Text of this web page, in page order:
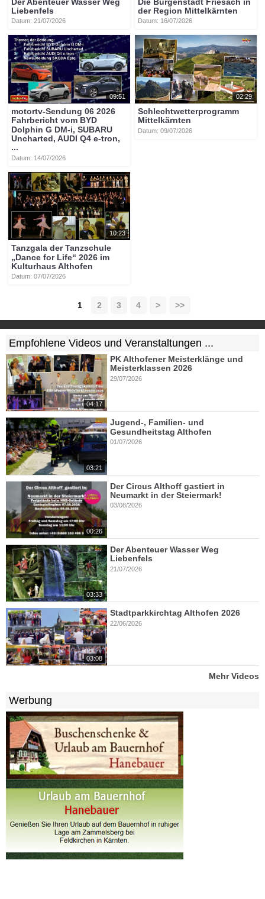
Liebenfels
Datum: 21/07/2026
der Region Mittelkärnten
Datum: 16/07/2026
09:51
motortv-Sendung 06 2026
Fahrbericht vom BYD
Dolphin G DM-i, SUBARU
Uncharted, AUDI Q4 e-tron,
...
Datum: 14/07/2026
02:29
Schlechtwetterprogramm
Mittelkärnten
Datum: 09/07/2026
10:23
Tanzgala der Tanzschule
„Dance for Life“ 2026 im
Kulturhaus Althofen
Datum: 07/07/2026
1 2 3 4 > >>
Empfohlene Videos und Veranstaltungen ...
04:17
PK Althofener Meisterklänge und
Meisterklassen 2026
29/07/2026
03:21
Jugend-, Familien- und
Gesundheitstag Althofen
01/07/2026
00:26
Der Circus Althoff gastiert in
Neumarkt in der Steiermark!
03/08/2026
03:33
Der Abenteuer Wasser Weg
Liebenfels
21/07/2026
03:08
Stadtparkkirchtag Althofen 2026
22/06/2026
Mehr Videos
Werbung